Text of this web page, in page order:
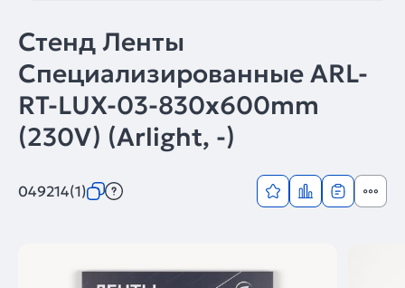
Стенд Ленты
Специализированные ARL-
RT-LUX-03-830x600mm
(230V) (Arlight, -)
049214(1)